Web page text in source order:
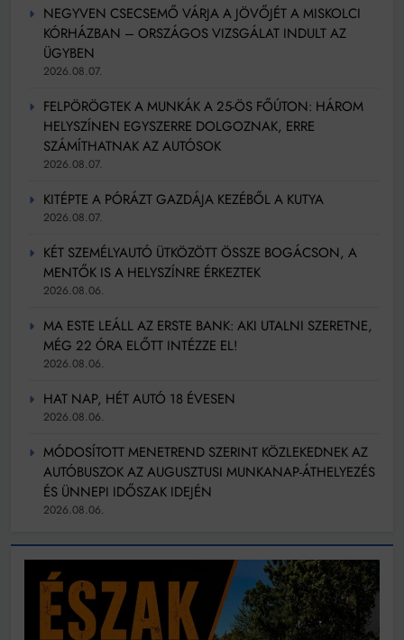
NEGYVEN CSECSEMŐ VÁRJA A JÖVŐJÉT A MISKOLCI
KÓRHÁZBAN – ORSZÁGOS VIZSGÁLAT INDULT AZ
ÜGYBEN
2026.08.07.
FELPÖRÖGTEK A MUNKÁK A 25-ÖS FŐÚTON: HÁROM
HELYSZÍNEN EGYSZERRE DOLGOZNAK, ERRE
SZÁMÍTHATNAK AZ AUTÓSOK
2026.08.07.
KITÉPTE A PÓRÁZT GAZDÁJA KEZÉBŐL A KUTYA
2026.08.07.
KÉT SZEMÉLYAUTÓ ÜTKÖZÖTT ÖSSZE BOGÁCSON, A
MENTŐK IS A HELYSZÍNRE ÉRKEZTEK
2026.08.06.
MA ESTE LEÁLL AZ ERSTE BANK: AKI UTALNI SZERETNE,
MÉG 22 ÓRA ELŐTT INTÉZZE EL!
2026.08.06.
HAT NAP, HÉT AUTÓ 18 ÉVESEN
2026.08.06.
MÓDOSÍTOTT MENETREND SZERINT KÖZLEKEDNEK AZ
AUTÓBUSZOK AZ AUGUSZTUSI MUNKANAP-ÁTHELYEZÉS
ÉS ÜNNEPI IDŐSZAK IDEJÉN
2026.08.06.